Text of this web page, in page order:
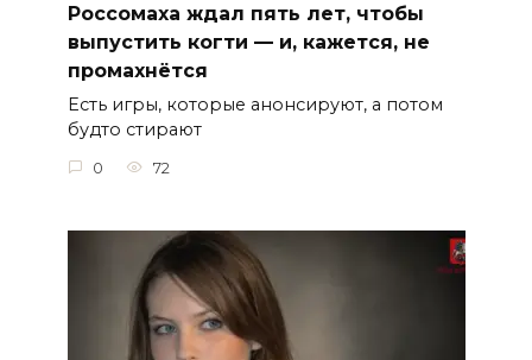
Россомаха ждал пять лет, чтобы
выпустить когти — и, кажется, не
промахнётся
Есть игры, которые анонсируют, а потом
будто стирают
0 72